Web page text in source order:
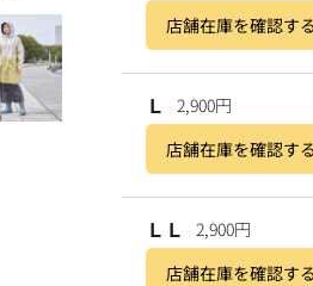
店舗在庫を確認する
Ｌ 2,900円
店舗在庫を確認する
ＬＬ
2,900円
店舗在庫を確認する